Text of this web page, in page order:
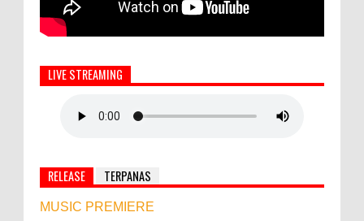
LIVE STREAMING
RELEASE TERPANAS
MUSIC PREMIERE